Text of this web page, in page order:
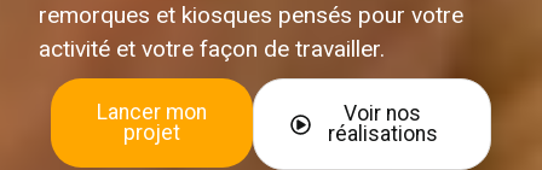
remorques et kiosques pensés pour votre
activité et votre façon de travailler.
Lancer mon
projet
Voir nos
réalisations